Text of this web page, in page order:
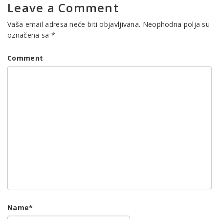
Leave a Comment
Vaša email adresa neće biti objavljivana. Neophodna polja su
označena sa *
Comment
Name*